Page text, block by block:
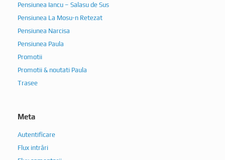
Pensiunea Iancu – Salasu de Sus
Pensiunea La Mosu-n Retezat
Pensiunea Narcisa
Pensiunea Paula
Promotii
Promotii & noutati Paula
Trasee
Meta
Autentificare
Flux intrări